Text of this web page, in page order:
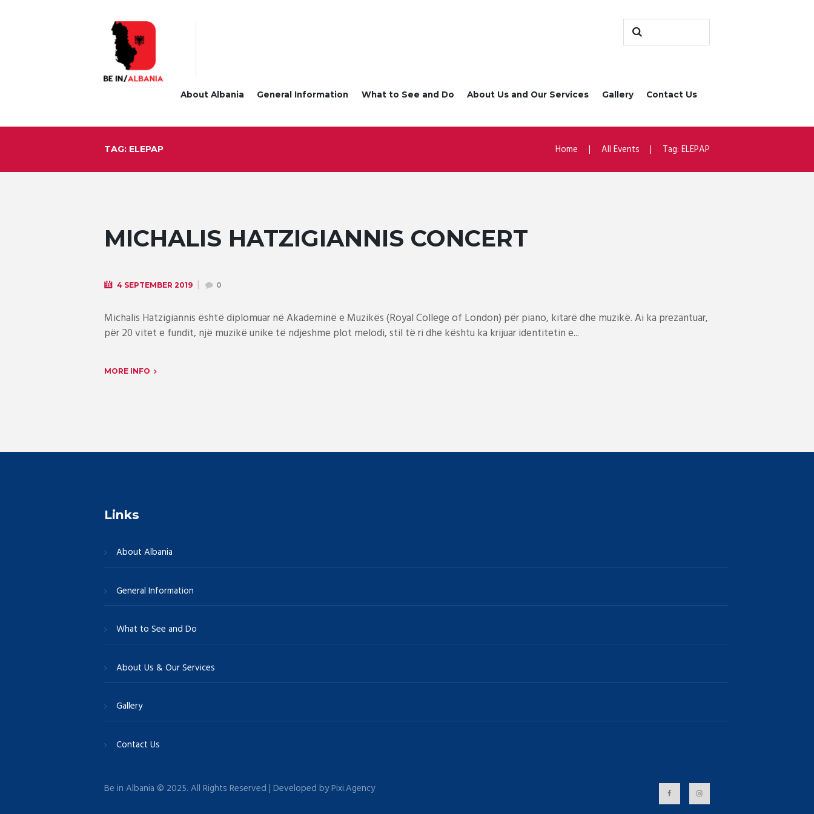
About Albania General Information What to See and Do About Us and Our Services Gallery Contact Us
TAG: ELEPAP Home All Events Tag: ELEPAP
MICHALIS HATZIGIANNIS CONCERT
4 SEPTEMBER 2019 0
Michalis Hatzigiannis është diplomuar në Akademinë e Muzikës (Royal College of London) për piano, kitarë dhe muzikë. Ai ka prezantuar,
për 20 vitet e fundit, një muzikë unike të ndjeshme plot melodi, stil të ri dhe kështu ka krijuar identitetin e...
MORE INFO
Links
About Albania
General Information
What to See and Do
About Us & Our Services
Gallery
Contact Us
Be in Albania © 2025. All Rights Reserved | Developed by Pixi.Agency